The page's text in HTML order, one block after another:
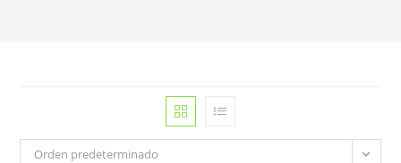
Orden predeterminado